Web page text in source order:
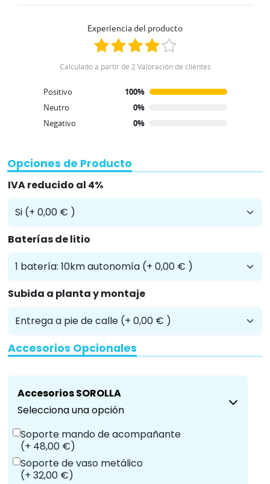
Experiencia del producto
Calculado a partir de 2 Valoración de clientes
Positivo
100%
Neutro
0%
Negativo
0%
Opciones de Producto
IVA reducido al 4%
Baterías de litio
Subida a planta y montaje
Accesorios Opcionales
Accesorios SOROLLA
Selecciona una opción
Soporte mando de acompañante
(+ 48,00 €)
Soporte de vaso metálico
(+ 32,00 €)